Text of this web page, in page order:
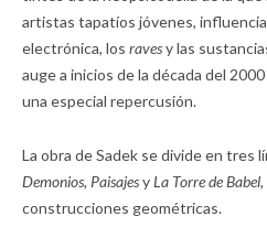
artistas tapatíos jóvenes,
electrónica, los ravesy las
auge a inicios de la década del
una especial repercusión.
La obra de Sadek se divide en tres
Demonios, PaisajesyLa Torre de Babel,
construcciones geométricas.